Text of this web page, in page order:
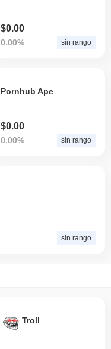
$0.00
0.00% sin rango
Pornhub Ape
$0.00
0.00% sin rango
sin rango
Troll